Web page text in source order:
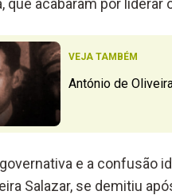
que acabaram por
VEJA TAMBÉM
António de
e a confusão
Salazar, se demitiu